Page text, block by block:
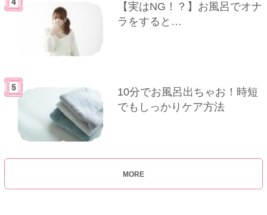
【実はNG！？】お風呂でオナ
ラをすると…
10分でお風呂出ちゃお！時短
でもしっかりケア方法
MORE